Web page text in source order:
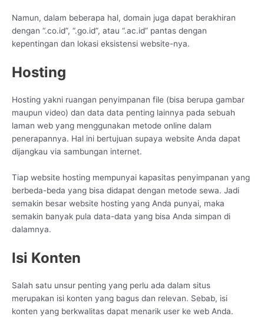
Namun, dalam beberapa hal, domain juga dapat berakhiran
dengan “.co.id”, “.go.id”, atau “.ac.id” pantas dengan
kepentingan dan lokasi eksistensi website-nya.
Hosting
Hosting yakni ruangan penyimpanan file (bisa berupa gambar
maupun video) dan data data penting lainnya pada sebuah
laman web yang menggunakan metode online dalam
penerapannya. Hal ini bertujuan supaya website Anda dapat
dijangkau via sambungan internet.
Tiap website hosting mempunyai kapasitas penyimpanan yang
berbeda-beda yang bisa didapat dengan metode sewa. Jadi
semakin besar website hosting yang Anda punyai, maka
semakin banyak pula data-data yang bisa Anda simpan di
dalamnya.
Isi Konten
Salah satu unsur penting yang perlu ada dalam situs
merupakan isi konten yang bagus dan relevan. Sebab, isi
konten yang berkwalitas dapat menarik user ke web Anda.